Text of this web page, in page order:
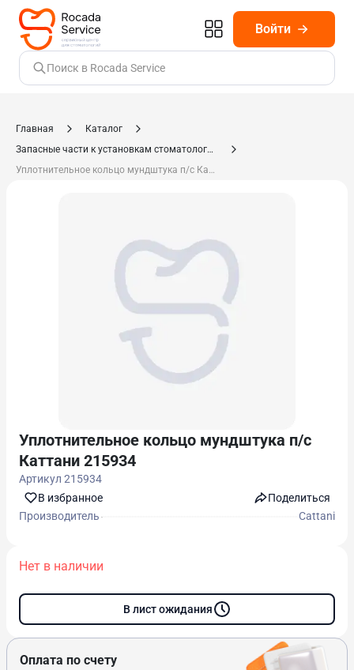
Войти
Поиск в Rocada Service
Главная
Каталог
Запасные части к установкам стоматологическим, компрессорам
Уплотнительное кольцо мундштука п/с Каттани 215934
Уплотнительное кольцо мундштука п/с
Каттани 215934
Артикул 215934
В избранноe
Поделиться
Производитель
Cattani
Нет в наличии
В лист ожидания
Оплата по счету